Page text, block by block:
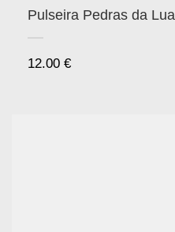
Pulseira Pedras da Lua
12.00 €